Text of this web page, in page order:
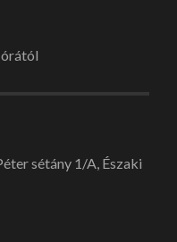
sétány 1/A, Északi